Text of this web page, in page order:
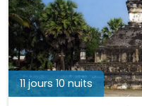
11 jours 10 nuits